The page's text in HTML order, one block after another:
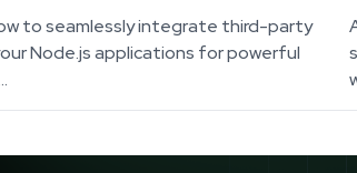
to seamlessly integrate third-party
Node.js applications for powerful